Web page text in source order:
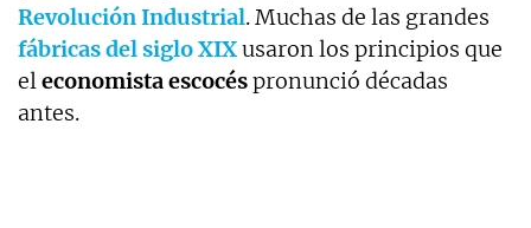
Revolución Industrial. Muchas de las grandes
fábricas del siglo XIXusaron los principios que
eleconomista escocéspronunció décadas
antes.